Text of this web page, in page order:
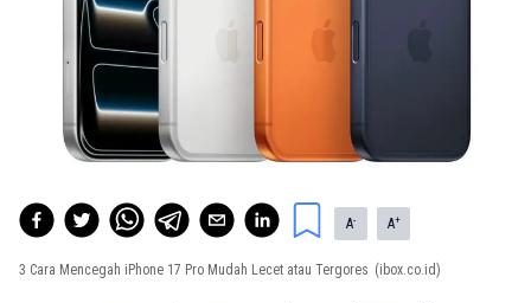
A- A+
3 Cara Mencegah iPhone 17 Pro Mudah Lecet atau Tergores (ibox.co.id)